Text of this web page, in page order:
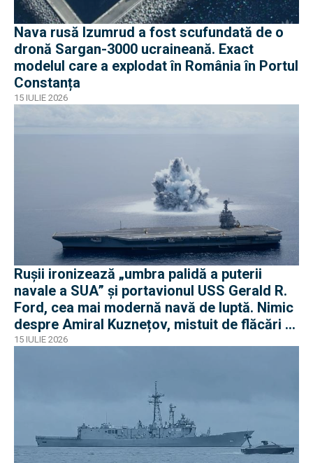
Nava rusă Izumrud a fost scufundată de o
dronă Sargan-3000 ucraineană. Exact
modelul care a explodat în România în Portul
Constanța
15 IULIE 2026
Rușii ironizează „umbra palidă a puterii
navale a SUA” și portavionul USS Gerald R.
Ford, cea mai modernă navă de luptă. Nimic
despre Amiral Kuznețov, mistuit de flăcări și
ruginit la cheu
15 IULIE 2026